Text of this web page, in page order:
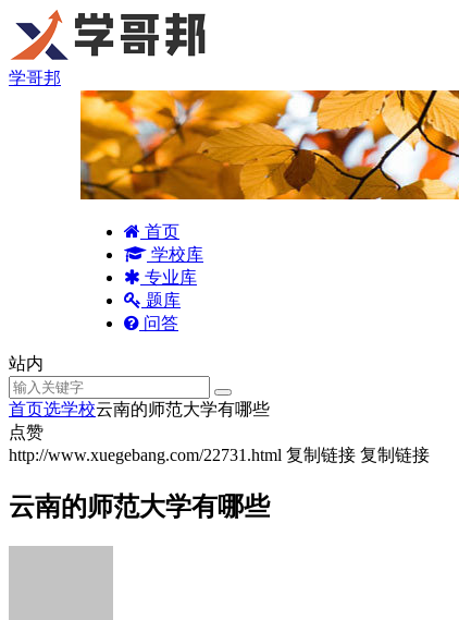
学哥邦
首页
学校库
专业库
题库
问答
站内
首页选学校云南的师范大学有哪些
点赞
http://www.xuegebang.com/22731.html 复制链接 复制链接
云南的师范大学有哪些